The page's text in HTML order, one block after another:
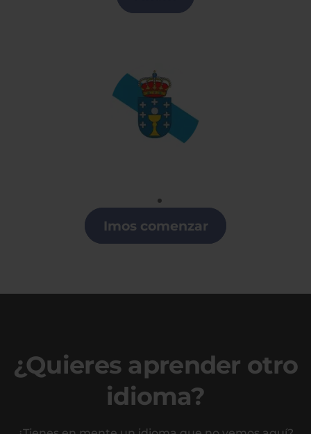
Clases de Gallego en A Coruña
Imos comenzar
¿Quieres aprender otro
idioma?